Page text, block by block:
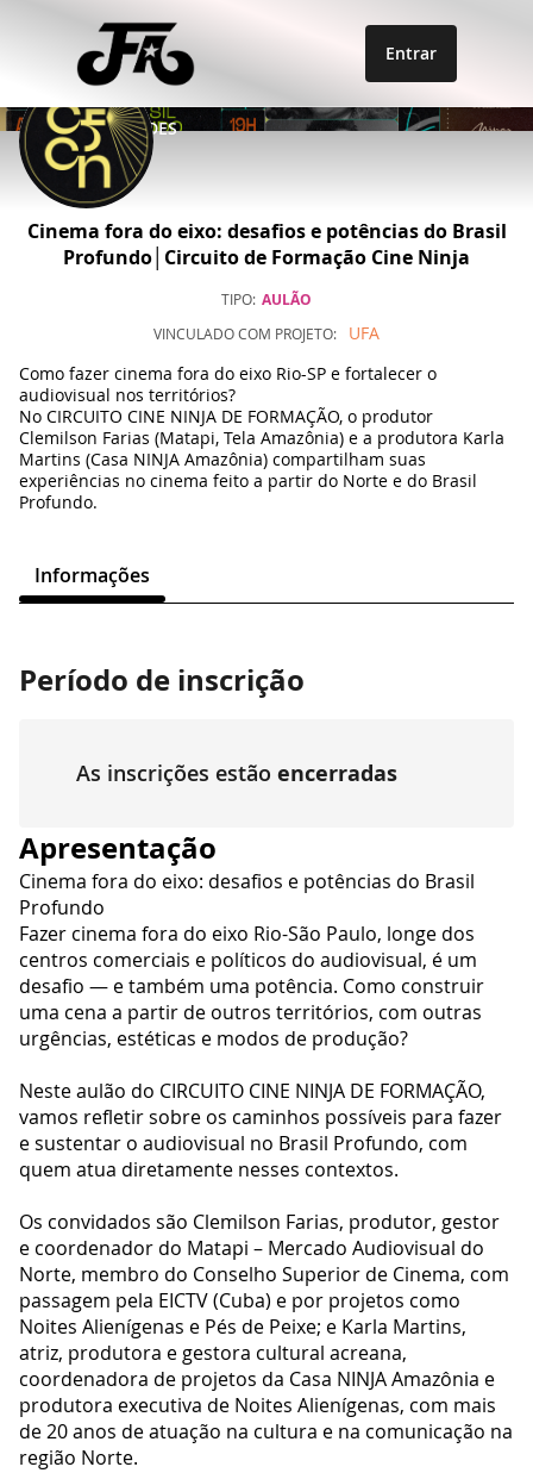
Entrar
OPORTUNIDADES
Cinema fora do eixo: desafios e potências do Brasil
Profundo│Circuito de Formação Cine Ninja
TIPO AULÃO
VINCULADO COM PROJETO
UFA
Como fazer cinema fora do eixo Rio-SP e fortalecer o
audiovisual nos territórios?
No CIRCUITO CINE NINJA DE FORMAÇÃO, o produtor
Clemilson Farias (Matapi, Tela Amazônia) e a produtora Karla
Martins (Casa NINJA Amazônia) compartilham suas
experiências no cinema feito a partir do Norte e do Brasil
Profundo.
Informações
Período de inscrição
As inscrições estãoencerradas
Apresentação
Cinema fora do eixo: desafios e potências do Brasil
Profundo
Fazer cinema fora do eixo Rio-São Paulo, longe dos
centros comerciais e políticos do audiovisual, é um
desafio — e também uma potência. Como construir
uma cena a partir de outros territórios, com outras
urgências, estéticas e modos de produção?
Neste aulão do CIRCUITO CINE NINJA DE FORMAÇÃO,
vamos refletir sobre os caminhos possíveis para fazer
e sustentar o audiovisual no Brasil Profundo, com
quem atua diretamente nesses contextos.
Os convidados são Clemilson Farias, produtor, gestor
e coordenador do Matapi – Mercado Audiovisual do
Norte, membro do Conselho Superior de Cinema, com
passagem pela EICTV (Cuba) e por projetos como
Noites Alienígenas e Pés de Peixe; e Karla Martins,
atriz, produtora e gestora cultural acreana,
coordenadora de projetos da Casa NINJA Amazônia e
produtora executiva de Noites Alienígenas, com mais
de 20 anos de atuação na cultura e na comunicação na
região Norte.